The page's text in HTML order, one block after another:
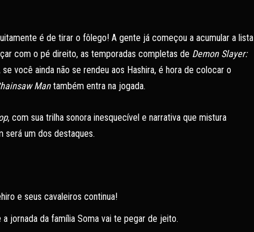
é de tirar o fôlego! A gente já começou a acumular a lista
com o pé direito, as temporadas completas de Demon Slayer:
você ainda não se rendeu aos Hashira, é hora de colocar o
Mantambém entra na jogada.
, com sua trilha sonora inesquecível e narrativa que mistura
um dos destaques.
e seus cavaleiros continua!
jornada da família Soma vai te pegar de jeito.